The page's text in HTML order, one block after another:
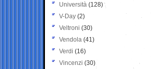
Università (128)
V-Day (2)
Veltroni (30)
Vendola (41)
Verdi (16)
Vincenzi (30)